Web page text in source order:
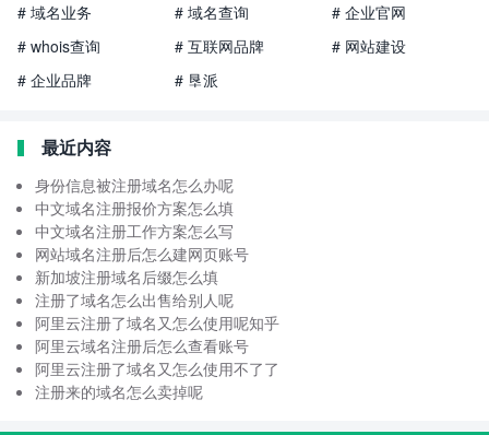
# 域名业务
# 域名查询
# 企业官网
# whois查询
# 互联网品牌
# 网站建设
# 企业品牌
# 垦派
最近内容
身份信息被注册域名怎么办呢
中文域名注册报价方案怎么填
中文域名注册工作方案怎么写
网站域名注册后怎么建网页账号
新加坡注册域名后缀怎么填
注册了域名怎么出售给别人呢
阿里云注册了域名又怎么使用呢知乎
阿里云域名注册后怎么查看账号
阿里云注册了域名又怎么使用不了了
注册来的域名怎么卖掉呢